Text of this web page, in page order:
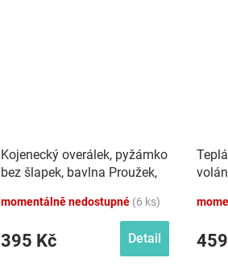
Kojenecký overálek, pyžámko
bez šlapek, bavlna Proužek,
momentálně nedostupné (6 ks)
395 Kč Detail